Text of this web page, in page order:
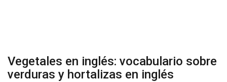
Vegetales en inglés: vocabulario sobre
verduras y hortalizas en inglés